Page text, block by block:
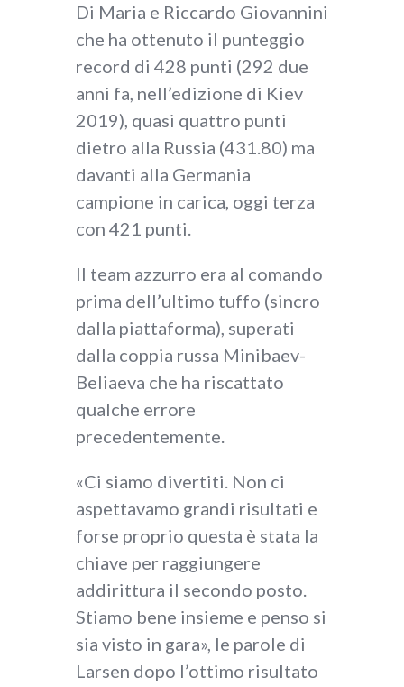
Di Maria e Riccardo Giovannini
che ha ottenuto il punteggio
record di 428 punti (292 due
anni fa, nell’edizione di Kiev
2019), quasi quattro punti
dietro alla Russia (431.80) ma
davanti alla Germania
campione in carica, oggi terza
con 421 punti.
Il team azzurro era al comando
prima dell’ultimo tuffo (sincro
dalla piattaforma), superati
dalla coppia russa Minibaev-
Beliaeva che ha riscattato
qualche errore
precedentemente.
«Ci siamo divertiti. Non ci
aspettavamo grandi risultati e
forse proprio questa è stata la
chiave per raggiungere
addirittura il secondo posto.
Stiamo bene insieme e penso si
sia visto in gara», le parole di
Larsen dopo l’ottimo risultato